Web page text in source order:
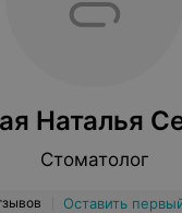
Наталья
Стоматолог
Оставить